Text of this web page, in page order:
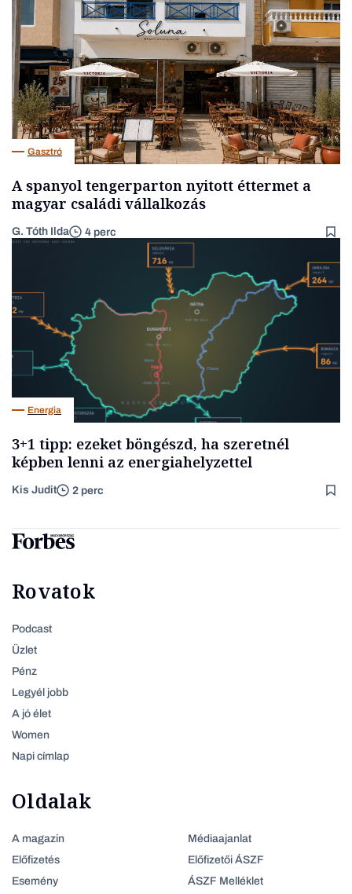
Gasztró
A spanyol tengerparton nyitott éttermet a
magyar családi vállalkozás
G. Tóth Ilda 4 perc
Energia
3+1 tipp: ezeket böngészd, ha szeretnél
képben lenni az energiahelyzettel
Kis Judit 2 perc
Rovatok
Podcast
Üzlet
Pénz
Legyél jobb
A jó élet
Women
Napi címlap
Oldalak
A magazin
Előfizetés
Esemény
Médiaajanlat
Előfizetői ÁSZF
ÁSZF Melléklet